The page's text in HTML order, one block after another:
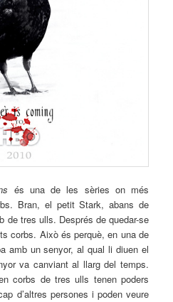
és una de les sèries on més
Bran, el petitStark, abans de
de tres ulls. Després de quedar-se
corbs. Això és perquè, en una de
amb un senyor, al qual li diuen el
va canviant al llarg del temps.
corbs de tres ulls tenen poders
d’altres persones i poden veure